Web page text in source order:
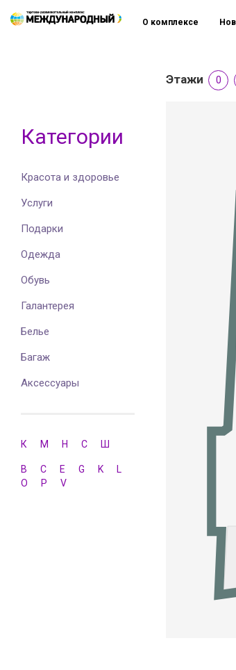
Категории
Красота и здоровье
Услуги
Подарки
Одежда
Обувь
Галантерея
Белье
Багаж
Аксессуары
К М Н С Ш
B C E G K
L
O
P V
О комплексе
Этажи 0